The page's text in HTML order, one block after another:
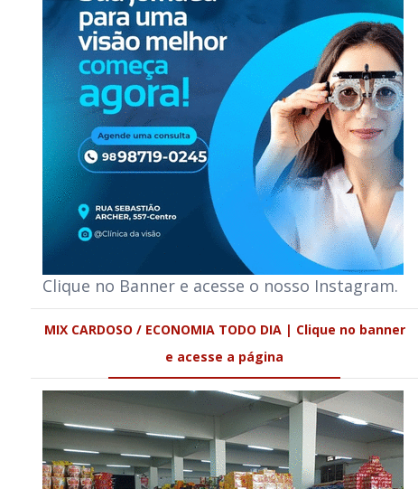
Clique no Banner e acesse o nosso Instagram.
MIX CARDOSO / ECONOMIA TODO DIA | Clique no banner
e acesse a página